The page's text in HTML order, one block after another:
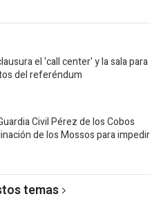
el 'call center' y la sala para
del referéndum
Civil Pérez de los Cobos
de los Mossos para impedir
temas